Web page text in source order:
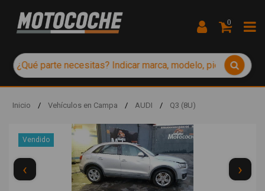
0
Inicio / Vehículos en Campa / AUDI / Q3 (8U)
Vendido
‹ ›